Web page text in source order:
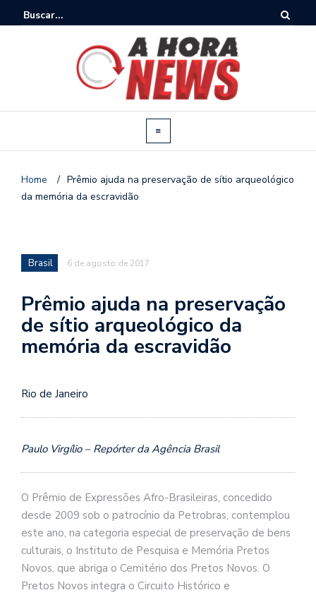
Home / Prêmio ajuda na preservação de sítio arqueológico
da memória da escravidão
Brasil 6 de agosto de 2017
Prêmio ajuda na preservação
de sítio arqueológico da
memória da escravidão
Rio de Janeiro
Paulo Virgílio – Repórter da Agência Brasil
O Prêmio de Expressões Afro-Brasileiras, concedido
desde 2009 sob o patrocínio da Petrobras, contemplou
este ano, na categoria especial de preservação de bens
culturais, o Instituto de Pesquisa e Memória Pretos
Novos, que abriga o Cemitério dos Pretos Novos. O
Pretos Novos integra o Circuito Histórico e